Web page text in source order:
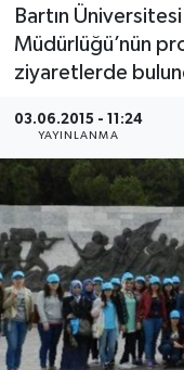
Bartın
Müdürlüğü’nün
ziyaretlerde
03.06.2015 - 11:24
YAYINLANMA
Medya
Sivil Toplum
Siyaset
Spor